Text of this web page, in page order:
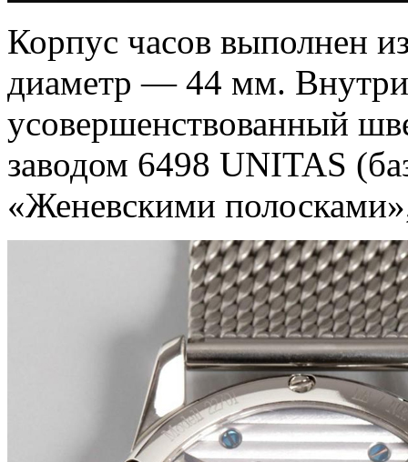
Корпус часов выполнен
диаметр — 44 мм. Внутри
усовершенствованный
заводом 6498 UNITAS
«Женевскими